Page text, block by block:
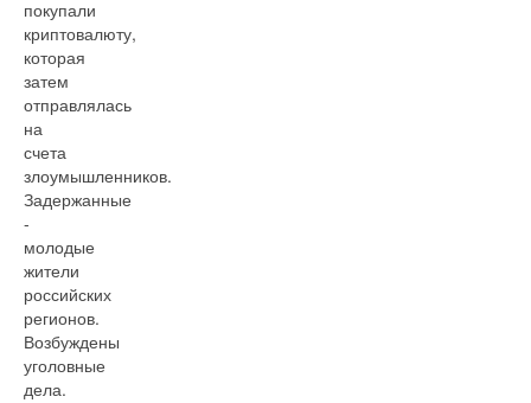
покупали
криптовалюту,
которая
затем
отправлялась
на
счета
злоумышленников.
Задержанные
-
молодые
жители
российских
регионов.
Возбуждены
уголовные
дела.